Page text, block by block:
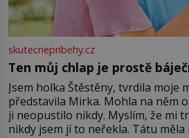
skutecnepribehy.cz
Ten můj chlap je prostě
Jsem holka Štěstěny, tvrdila moje
představila Mirka. Mohla na něm
ji neopustilo nikdy. Myslím, že mi
nikdy jsem jí to neřekla. Tátu měla